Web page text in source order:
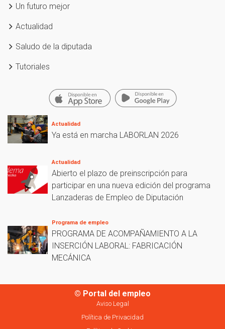
Un futuro mejor
Actualidad
Saludo de la diputada
Tutoriales
Actualidad
Ya está en marcha LABORLAN 2026
Actualidad
Abierto el plazo de preinscripción para
participar en una nueva edición del programa
Lanzaderas de Empleo de Diputación
Programa de empleo
PROGRAMA DE ACOMPAÑAMIENTO A LA
INSERCIÓN LABORAL: FABRICACIÓN
MECÁNICA
© Portal del empleo
Aviso Legal
Política de Privacidad